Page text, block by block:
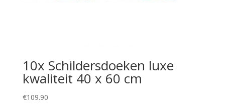
10x Schildersdoeken luxe
kwaliteit 40 x 60 cm
€109.90